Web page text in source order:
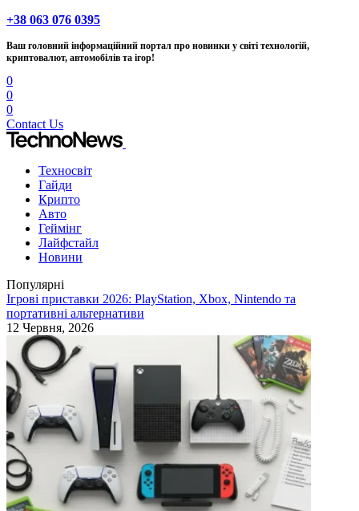
+38 063 076 0395
Ваш головний інформаційний портал про новинки у світі технологій,
криптовалют, автомобілів та ігор!
0
0
0
Contact Us
Техносвіт
Гайди
Крипто
Авто
Геймінг
Лайфстайл
Новини
Популярні
Ігрові приставки 2026: PlayStation, Xbox, Nintendo та
портативні альтернативи
12 Червня, 2026